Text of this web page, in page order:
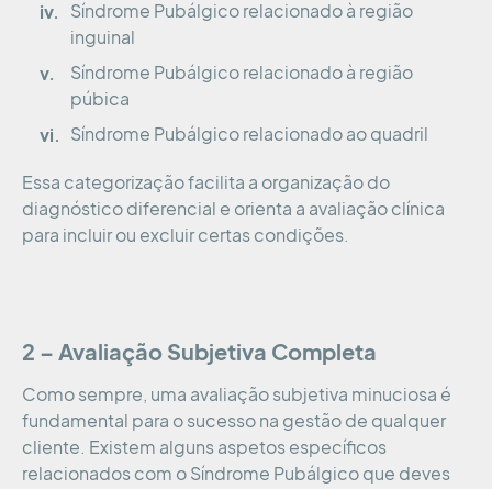
Síndrome Pubálgico relacionado à região
inguinal
Síndrome Pubálgico relacionado à região
púbica
Síndrome Pubálgico relacionado ao quadril
Essa categorização facilita a organização do
diagnóstico diferencial e orienta a avaliação clínica
para incluir ou excluir certas condições.
2 – Avaliação Subjetiva Completa
Como sempre, uma avaliação subjetiva minuciosa é
fundamental para o sucesso na gestão de qualquer
cliente. Existem alguns aspetos específicos
relacionados com o Síndrome Pubálgico que deves